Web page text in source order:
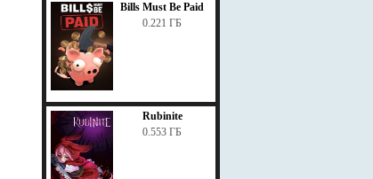
Bills Must Be Paid
0.221 ГБ
Rubinite
0.553 ГБ